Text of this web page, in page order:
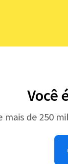
Você
mais de 250